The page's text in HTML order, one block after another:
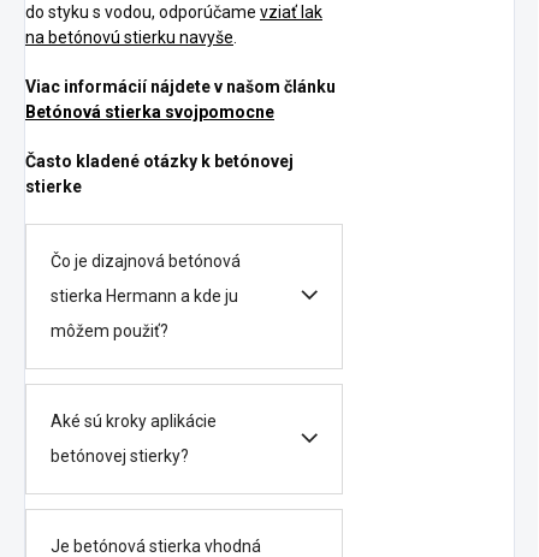
do styku s vodou, odporúčame vziať lak
na betónovú stierku navyše
Viac informácií nájdete v našom článku
Betónová stierka svojpomocne
Často kladené otázky k betónovej
stierke
Čo je dizajnová betónová
stierka Hermann a kde ju
môžem použiť?
Aké sú kroky aplikácie
betónovej stierky?
Je betónová stierka vhodná